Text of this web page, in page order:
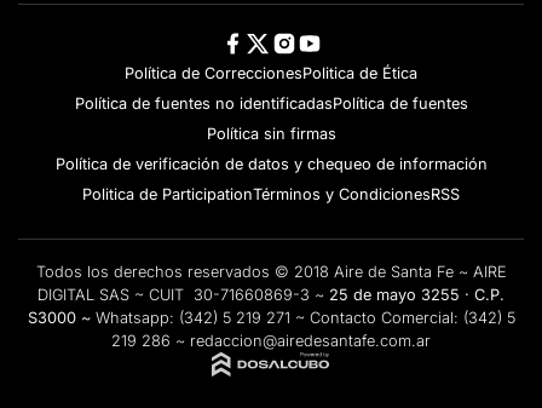
Política de CorreccionesPolitica de Ética
Política de fuentes no identificadasPolítica de fuentes
Política sin firmas
Política de verificación de datos y chequeo de información
Politica de ParticipationTérminos y CondicionesRSS
Todos los derechos reservados © 2018 Aire de Santa Fe ~ AIRE
DIGITAL SAS ~ CUIT 30-71660869-3 ~ 25 de mayo 3255 · C.P.
S3000 ~ Whatsapp: (342) 5 219 271 ~ Contacto Comercial: (342) 5
219 286 ~ redaccion@airedesantafe.com.ar